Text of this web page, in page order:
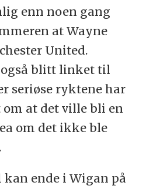
enn noen gang
at Wayne
United.
blitt linket til
seriøse ryktene har
at det ville bli en
om det ikke ble
kan ende i Wigan på